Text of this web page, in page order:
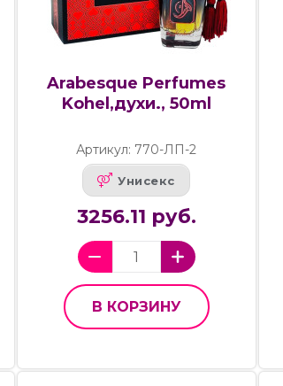
Arabesque Perfumes
Kohel,духи., 50ml
Артикул: 770-ЛП-2
Унисекс
3256.11 руб.
В КОРЗИНУ